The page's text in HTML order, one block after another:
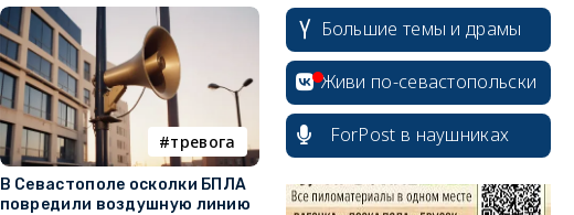
тревога
В Севастополе осколки БПЛА
повредили воздушную линию
Большие темы и драмы
Живи по-севастопольски
ForPost в наушниках
erid: 2SDnjcrDNw6
erid: 2SDnjdPjgYS